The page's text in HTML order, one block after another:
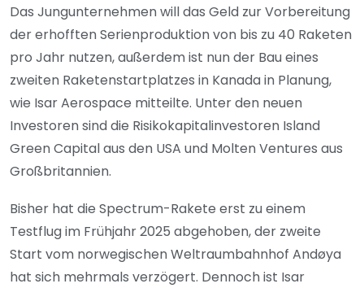
Das Jungunternehmen will das Geld zur Vorbereitung
der erhofften Serienproduktion von bis zu 40 Raketen
pro Jahr nutzen, außerdem ist nun der Bau eines
zweiten Raketenstartplatzes in Kanada in Planung,
wie Isar Aerospace mitteilte. Unter den neuen
Investoren sind die Risikokapitalinvestoren Island
Green Capital aus den USA und Molten Ventures aus
Großbritannien.
Bisher hat die Spectrum-Rakete erst zu einem
Testflug im Frühjahr 2025 abgehoben, der zweite
Start vom norwegischen Weltraumbahnhof Andøya
hat sich mehrmals verzögert. Dennoch ist Isar